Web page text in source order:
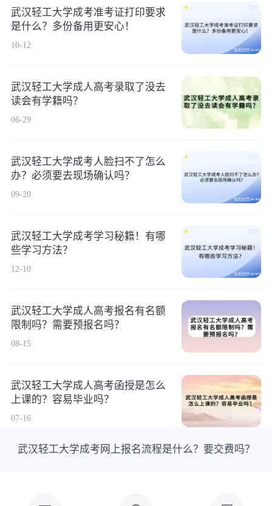
武汉轻工大学成考准考证打印要求
是什么？多份备用更安心！
10-12
武汉轻工大学成人高考录取了没去
读会有学籍吗？
06-29
武汉轻工大学成考人脸扫不了怎么
办？必须要去现场确认吗？
09-20
武汉轻工大学成考学习秘籍！有哪
些学习方法？
12-10
武汉轻工大学成人高考报名有名额
限制吗？需要预报名吗？
08-15
武汉轻工大学成人高考函授是怎么
上课的？容易毕业吗？
07-16
武汉轻工大学成考网上报名流程是什么？要交费吗？